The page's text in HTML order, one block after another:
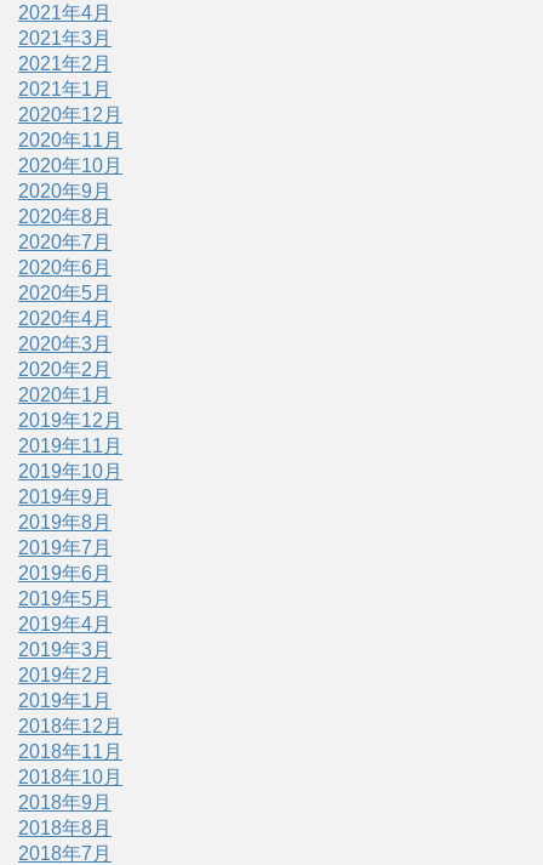
2021年4月
2021年3月
2021年2月
2021年1月
2020年12月
2020年11月
2020年10月
2020年9月
2020年8月
2020年7月
2020年6月
2020年5月
2020年4月
2020年3月
2020年2月
2020年1月
2019年12月
2019年11月
2019年10月
2019年9月
2019年8月
2019年7月
2019年6月
2019年5月
2019年4月
2019年3月
2019年2月
2019年1月
2018年12月
2018年11月
2018年10月
2018年9月
2018年8月
2018年7月